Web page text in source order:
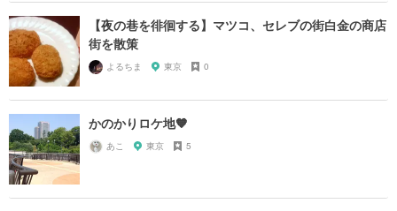
【夜の巷を徘徊する】マツコ、セレブの街白金の商店
街を散策
よるちま 東京 0
かのかりロケ地🧡
あこ 東京 5